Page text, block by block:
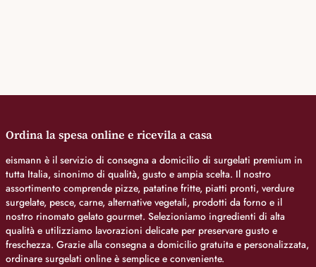
Ordina la spesa online e ricevila a casa
eismann è il servizio di consegna a domicilio di surgelati premium in
tutta Italia, sinonimo di qualità, gusto e ampia scelta. Il nostro
assortimento comprende pizze, patatine fritte, piatti pronti, verdure
surgelate, pesce, carne, alternative vegetali, prodotti da forno e il
nostro rinomato gelato gourmet. Selezioniamo ingredienti di alta
qualità e utilizziamo lavorazioni delicate per preservare gusto e
freschezza. Grazie alla consegna a domicilio gratuita e personalizzata,
ordinare surgelati online è semplice e conveniente.